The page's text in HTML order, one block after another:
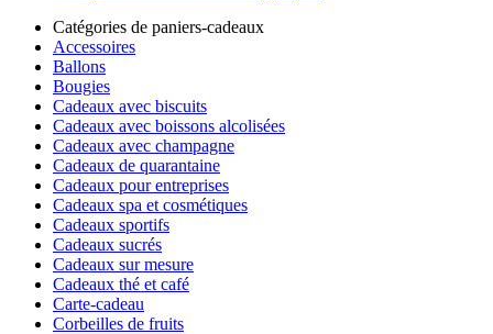
Catégories de paniers-cadeaux
Accessoires
Ballons
Bougies
Cadeaux avec biscuits
Cadeaux avec boissons alcolisées
Cadeaux avec champagne
Cadeaux de quarantaine
Cadeaux pour entreprises
Cadeaux spa et cosmétiques
Cadeaux sportifs
Cadeaux sucrés
Cadeaux sur mesure
Cadeaux thé et café
Carte-cadeau
Corbeilles de fruits